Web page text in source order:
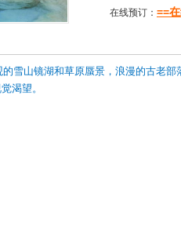
在线预订： ==
雪山镜湖和草原蜃景，浪漫的古老
渴望。